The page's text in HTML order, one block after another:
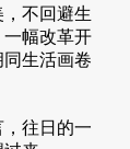
，不回避生
幅改革开
生活画卷
往日的一